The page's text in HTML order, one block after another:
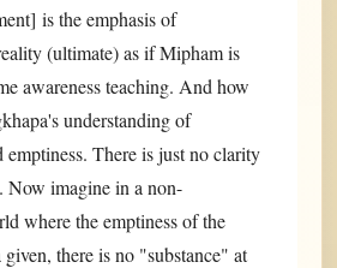
is the emphasis of
(ultimate) as if Mipham is
awareness teaching. And how
understanding of
emptiness. There is just no clarity
Now imagine in a non-
where the emptiness of the
there is no "substance" at